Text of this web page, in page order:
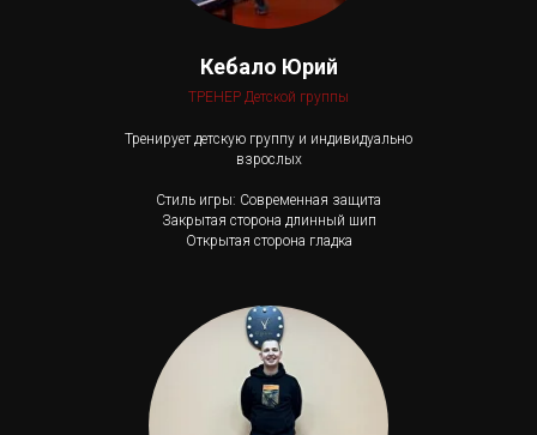
Кебало Юрий
ТРЕНЕР Детской группы
Тренирует детскую группу и индивидуально
взрослых
Стиль игры: Современная защита
Закрытая сторона длинный шип
Открытая сторона гладка